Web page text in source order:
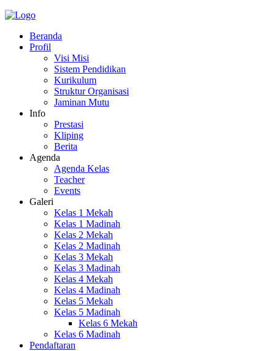
Beranda
Profil
Visi Misi
Sistem Pendidikan
Kurikulum
Struktur Organisasi
Jaminan Mutu
Info
Prestasi
Kliping
Berita
Agenda
Agenda Kelas
Teacher
Events
Galeri
Kelas 1 Mekah
Kelas 1 Madinah
Kelas 2 Mekah
Kelas 2 Madinah
Kelas 3 Mekah
Kelas 3 Madinah
Kelas 4 Mekah
Kelas 4 Madinah
Kelas 5 Mekah
Kelas 5 Madinah
Kelas 6 Mekah
Kelas 6 Madinah
Pendaftaran